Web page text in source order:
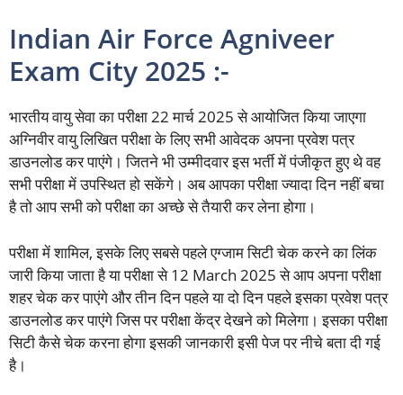
Indian Air Force Agniveer
Exam City 2025 :-
भारतीय वायु सेवा का परीक्षा 22 मार्च 2025 से आयोजित किया जाएगा
अग्निवीर वायु लिखित परीक्षा के लिए सभी आवेदक अपना प्रवेश पत्र
डाउनलोड कर पाएंगे। जितने भी उम्मीदवार इस भर्ती में पंजीकृत हुए थे वह
सभी परीक्षा में उपस्थित हो सकेंगे। अब आपका परीक्षा ज्यादा दिन नहीं बचा
है तो आप सभी को परीक्षा का अच्छे से तैयारी कर लेना होगा।
परीक्षा में शामिल, इसके लिए सबसे पहले एग्जाम सिटी चेक करने का लिंक
जारी किया जाता है या परीक्षा से 12 March 2025 से आप अपना परीक्षा
शहर चेक कर पाएंगे और तीन दिन पहले या दो दिन पहले इसका प्रवेश पत्र
डाउनलोड कर पाएंगे जिस पर परीक्षा केंद्र देखने को मिलेगा। इसका परीक्षा
सिटी कैसे चेक करना होगा इसकी जानकारी इसी पेज पर नीचे बता दी गई
है।